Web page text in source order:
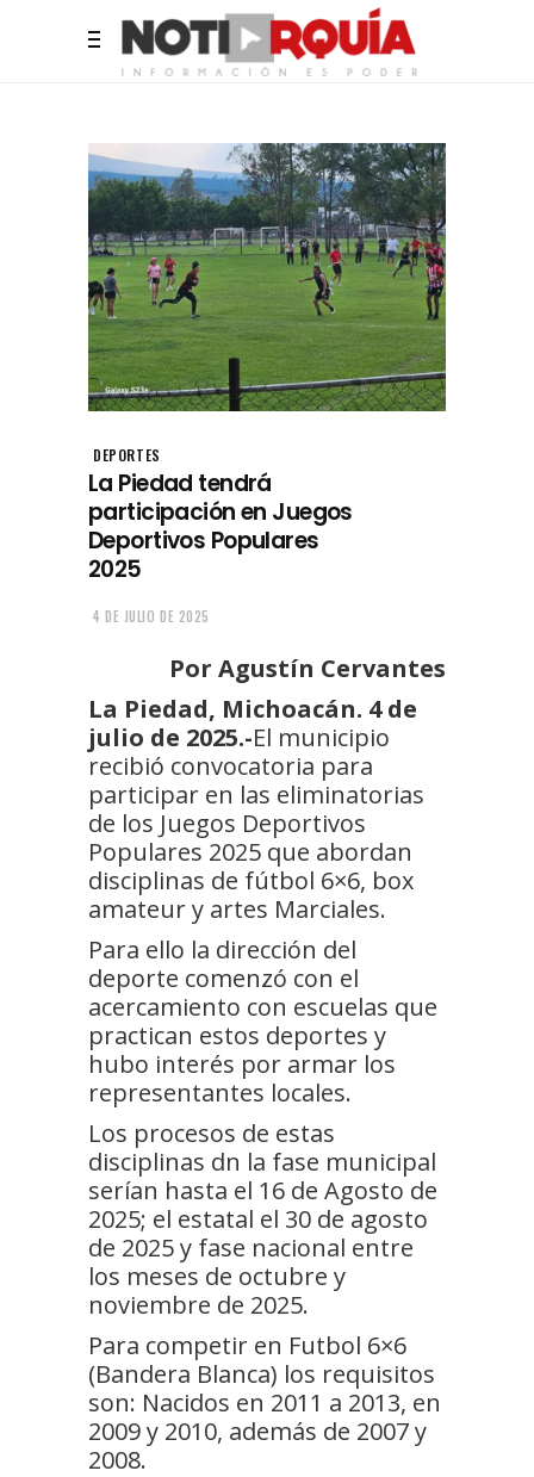
DEPORTES
La Piedad tendrá
participación en Juegos
Deportivos Populares
2025
4 DE JULIO DE 2025
Por Agustín Cervantes
La Piedad, Michoacán. 4 de
julio de 2025.-El municipio
recibió convocatoria para
participar en las eliminatorias
de los Juegos Deportivos
Populares 2025 que abordan
disciplinas de fútbol 6×6, box
amateur y artes Marciales.
Para ello la dirección del
deporte comenzó con el
acercamiento con escuelas que
practican estos deportes y
hubo interés por armar los
representantes locales.
Los procesos de estas
disciplinas dn la fase municipal
serían hasta el 16 de Agosto de
2025; el estatal el 30 de agosto
de 2025 y fase nacional entre
los meses de octubre y
noviembre de 2025.
Para competir en Futbol 6×6
(Bandera Blanca) los requisitos
son: Nacidos en 2011 a 2013, en
2009 y 2010, además de 2007 y
2008.